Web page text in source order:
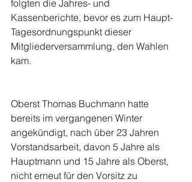
folgten die Jahres- und
Kassenberichte, bevor es zum Haupt-
Tagesordnungspunkt dieser
Mitgliederversammlung, den Wahlen
kam.
Oberst Thomas Buchmann hatte
bereits im vergangenen Winter
angekündigt, nach über 23 Jahren
Vorstandsarbeit, davon 5 Jahre als
Hauptmann und 15 Jahre als Oberst,
nicht erneut für den Vorsitz zu